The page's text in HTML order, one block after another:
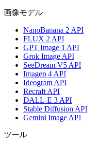
画像モデル
NanoBanana 2 API
FLUX 2 API
GPT Image 1 API
Grok Image API
SeeDream V5 API
Imagen 4 API
Ideogram API
Recraft API
DALL-E 3 API
Stable Diffusion API
Gemini Image API
ツール